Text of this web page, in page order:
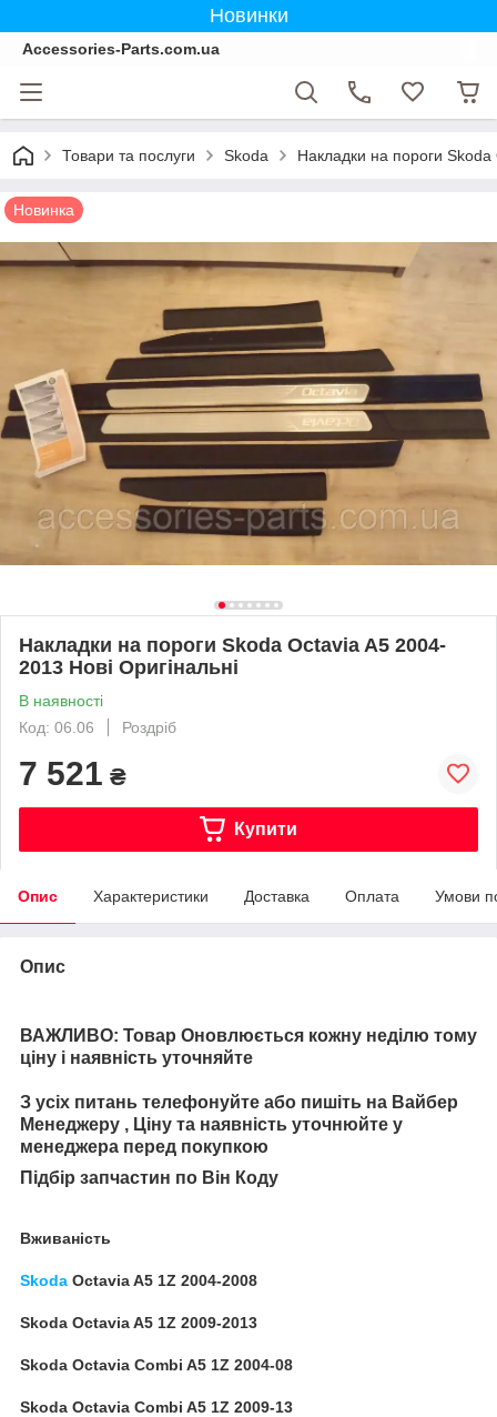
Новинки
Accessories-Parts.com.ua
Товари та послуги Skoda Накладки на пороги Skoda
Новинка
Накладки на пороги Skoda Octavia A5 2004-
2013 Нові Оригінальні
В наявності
Код: 06.06
Роздріб
7 521 ₴
Купити
Опис Характеристики Доставка Оплата Умови
Опис
ВАЖЛИВО: Товар Оновлюється кожну неділю тому
ціну і наявність уточняйте
З усіх питань телефонуйте або пишіть на Вайбер
Менеджеру , Ціну та наявність уточнюйте у
менеджера перед покупкою
Підбір запчастин по Він Коду
Вживаність
Skoda Octavia A5 1Z 2004-2008
Skoda Octavia A5 1Z 2009-2013
Skoda Octavia Combi A5 1Z 2004-08
Skoda Octavia Combi A5 1Z 2009-13